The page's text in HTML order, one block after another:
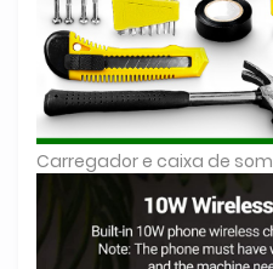
Carregador e caixa de som